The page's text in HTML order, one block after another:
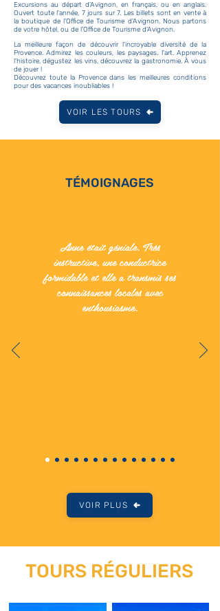
Excursions au départ d'Avignon, en français, ou en anglais.
Ouvert toute l'année, 7 jours sur 7. Les billets sont en vente à
la boutique de l'Office de Tourisme d'Avignon. Nous partons
de votre hôtel, ou de l'Office de Tourisme d'Avignon.
La meilleure façon de découvrir l'incroyable diversité de la
Provence. Admirez les couleurs, les paysages, l'art. Apprenez
l'histoire, dégustez les vins, découvrez la gastronomie. À vous
de jouer !
Découvrez toute la Provence dans les meilleures conditions
pour des vacances inoubliables !
VOIR LES TOURS
Anne était géniale. Très
instructive, une conductrice
formidable et elle a transmis ses
connaissances locales avec
enthousiasme.
TÉMOIGNAGES
VOIR PLUS
TOURS RÉGULIERS